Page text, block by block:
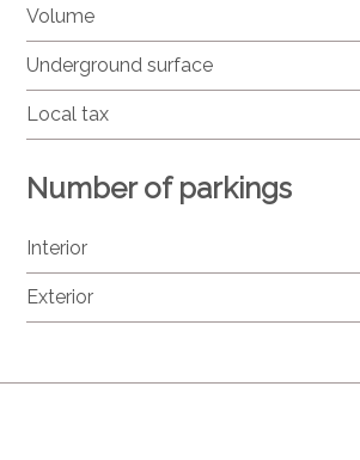
Volume
Underground surface
Local tax
Number of parkings
Interior
Exterior